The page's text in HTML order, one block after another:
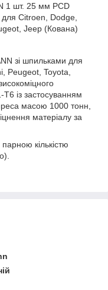
1 шт. 25 мм PCD
Citroen, Dodge,
Jeep (Кована)
зі шпильками для
Peugeot, Toyota,
Т6 із застосуванням
масою 1000 тонн,
матеріалу за
кількістю